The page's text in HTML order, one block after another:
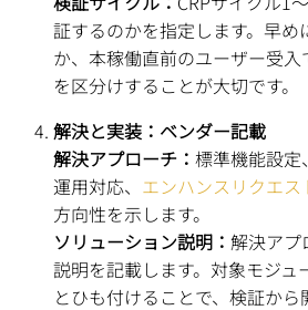
証するのかを指定します。早め
か、本稼働直前のユーザー受
を区分けすることが大切です。
解決と実装：ベンダー記載
解決アプローチ： 標準機能設定
運用対応、 エンハンスリクエス
方向性を示します。
ソリューション説明： 解決アプ
説明を記載します。対象モジュ
とひも付けることで、検証か